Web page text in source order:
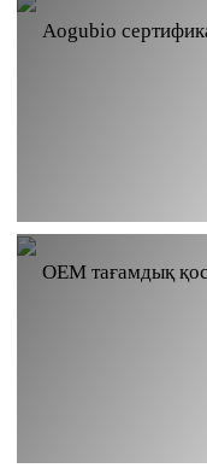
Aogubio
OEM тағамдық